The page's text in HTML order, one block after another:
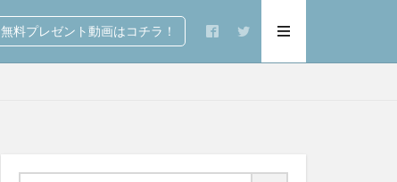
無料プレゼント動画はコチラ！